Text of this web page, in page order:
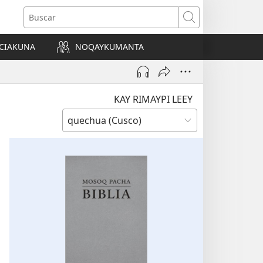
Buscar
NOQAYKUMANTA
KAY RIMAYPI LEEY